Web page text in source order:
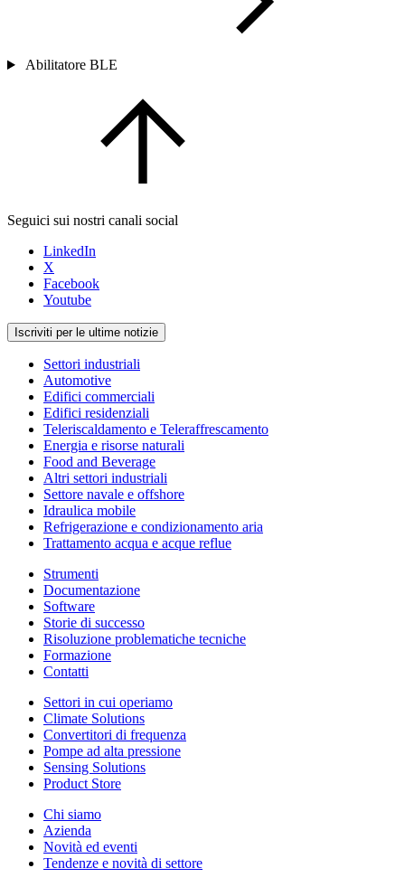
Abilitatore BLE
Seguici sui nostri canali social
LinkedIn
X
Facebook
Youtube
Iscriviti per le ultime notizie
Settori industriali
Automotive
Edifici commerciali
Edifici residenziali
Teleriscaldamento e Teleraffrescamento
Energia e risorse naturali
Food and Beverage
Altri settori industriali
Settore navale e offshore
Idraulica mobile
Refrigerazione e condizionamento aria
Trattamento acqua e acque reflue
Strumenti
Documentazione
Software
Storie di successo
Risoluzione problematiche tecniche
Formazione
Contatti
Settori in cui operiamo
Climate Solutions
Convertitori di frequenza
Pompe ad alta pressione
Sensing Solutions
Product Store
Chi siamo
Azienda
Novità ed eventi
Tendenze e novità di settore